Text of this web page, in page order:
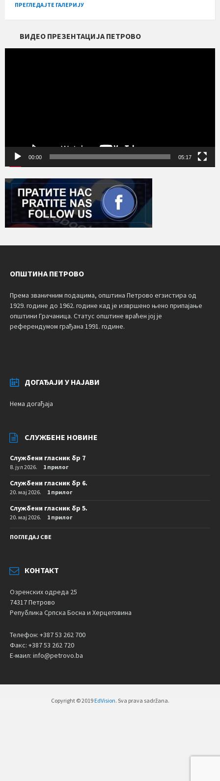
ПРЕГЛЕДАЈТЕ ГАЛЕРИЈУ
ВИДЕО ПРЕЗЕНТАЦИЈА ПЕТРОВО
00:00 05:17
ОПШТИНА ПЕТРОВО
Према званичним подацима, општина Петрово егзистира од
1929. године до 1962. године кад је извршено њено припајање
општини Грачаница. Статус општине враћен јој је
референдумом грађана 1991. године.
ДОГАЂАЈИ У НАЈАВИ
Нема догађаја
СЛУЖБЕНЕ НОВИНЕ
Службени гласник бр 7
8. јул 2026. 1 прилог
Службени гласник бр 6.
20. мај 2026. 1 прилог
Службени гласник бр 5.
20. мај 2026. 1 прилог
ПОГЛЕДАЈ СВЕ
КОНТАКТ
Озренских одреда 25
74317 Петрово
Република Српска Босна и Херцеговина
Телефон: +387 53 262 700
Факс: +387 53 262 720
Е-маил: info@petrovo.ba
Copyright © 2019 EdVision. Sva prava sadržana.